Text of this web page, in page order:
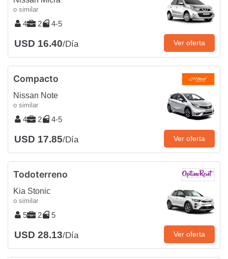
o similar
4 2 4-5
USD 16.40/Día Ver oferta
Compacto
Nissan Note
o similar
4 2 4-5
USD 17.85/Día Ver oferta
Todoterreno
Kia Stonic
o similar
5 2 5
USD 28.13/Día Ver oferta